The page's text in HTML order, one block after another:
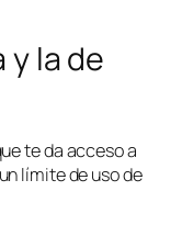
y la de
te da acceso a
límite de uso de